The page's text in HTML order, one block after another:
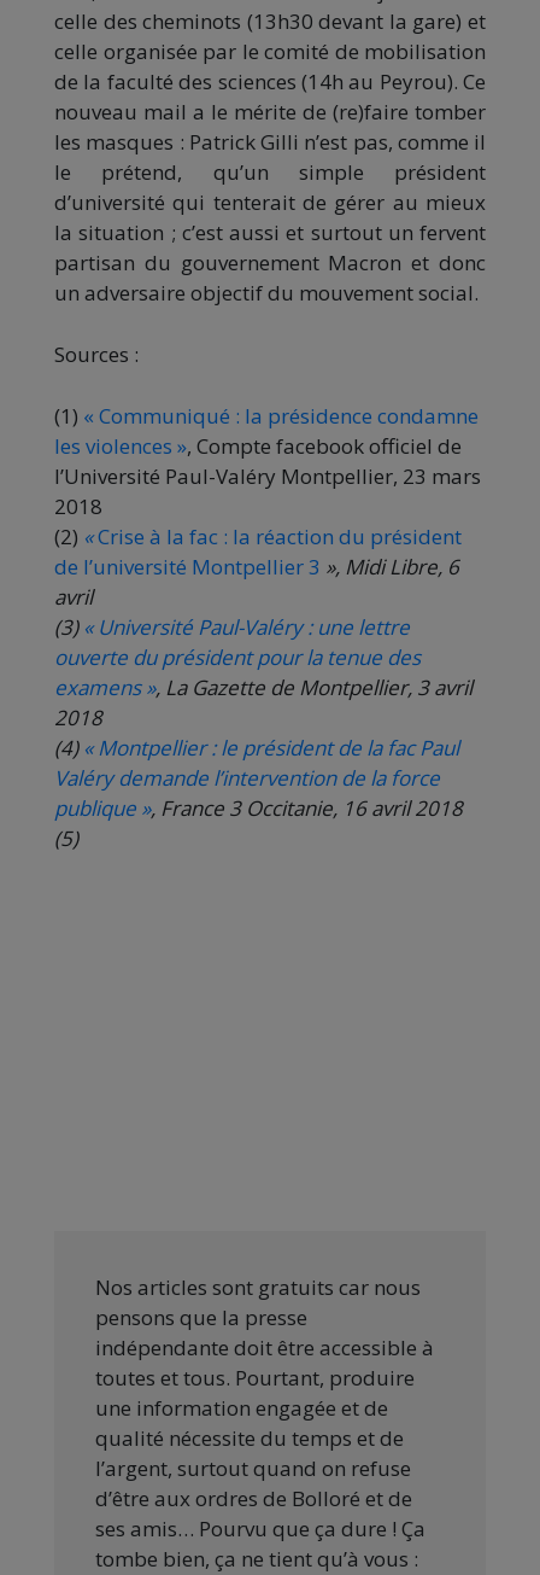
celle des cheminots (13h30 devant la gare) et
celle organisée par le comité de mobilisation
de la faculté des sciences (14h au Peyrou). Ce
nouveau mail a le mérite de (re)faire tomber
les masques : Patrick Gilli n’est pas, comme il
le prétend, qu’un simple président
d’université qui tenterait de gérer au mieux
la situation ; c’est aussi et surtout un fervent
partisan du gouvernement Macron et donc
un adversaire objectif du mouvement social.
Sources :
(1) « Communiqué : la présidence condamne
les violences », Compte facebook officiel de
l’Université Paul-Valéry Montpellier, 23 mars
2018
(2) «Crise à la fac : la réaction du président
de l’université Montpellier 3 », Midi Libre, 6
avril
(3) « Université Paul-Valéry : une lettre
ouverte du président pour la tenue des
examens », La Gazette de Montpellier, 3 avril
2018
(4) « Montpellier : le président de la fac Paul
Valéry demande l’intervention de la force
publique », France 3 Occitanie, 16 avril 2018
(5)
Nos articles sont gratuits car nous
pensons que la presse
indépendante doit être accessible à
toutes et tous. Pourtant, produire
une information engagée et de
qualité nécessite du temps et de
l’argent, surtout quand on refuse
d’être aux ordres de Bolloré et de
ses amis… Pourvu que ça dure ! Ça
tombe bien, ça ne tient qu’à vous :